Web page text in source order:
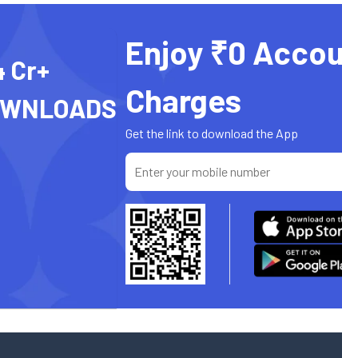
Cr+
Enjoy ₹0
Charges
Get the link to download the App